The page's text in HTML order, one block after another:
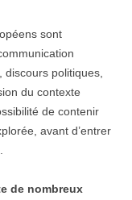
sont
politiques,
du contexte
de contenir
avant d’entrer
de nombreux